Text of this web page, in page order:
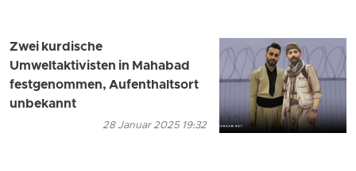
Zwei kurdische
Umweltaktivisten in Mahabad
festgenommen, Aufenthaltsort
unbekannt
28 Januar 2025 19:32